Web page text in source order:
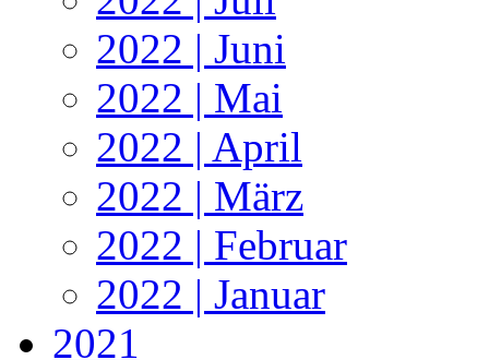
2022 | Juni
2022 | Mai
2022 | April
2022 | März
2022 | Februar
2022 | Januar
2021